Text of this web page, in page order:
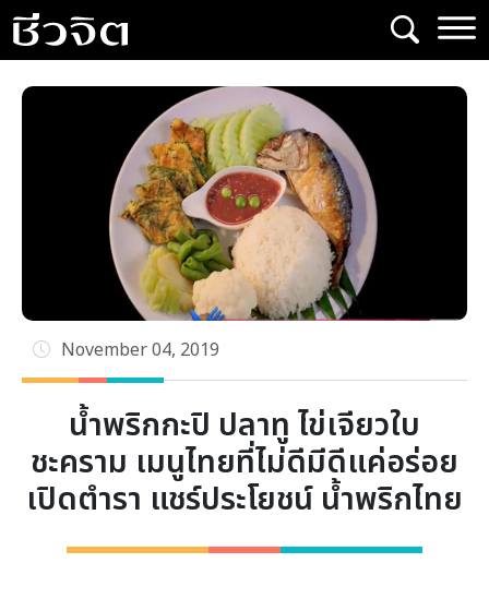
Skip
to
content
November 04, 2019
น้ำพริกกะปิ ปลาทู ไข่เจียวใบ
ชะคราม เมนูไทยที่ไม่ดีมีดีแค่อร่อย
เปิดตำรา แชร์ประโยชน์ น้ำพริกไทย